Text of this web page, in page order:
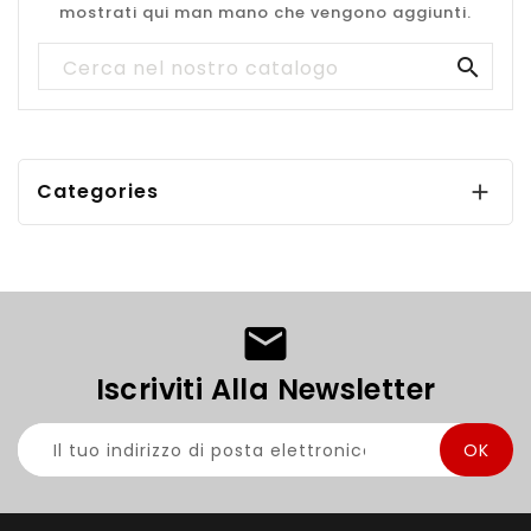
mostrati qui man mano che vengono aggiunti.

Categories 
Iscriviti Alla Newsletter